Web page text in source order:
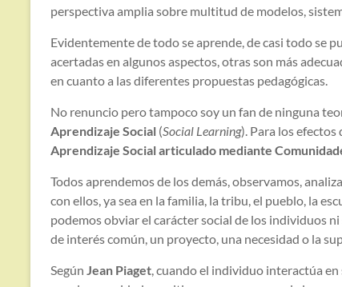
perspectiva amplia sobre multitud de modelos,
Evidentemente de todo se aprende, de casi todo se
acertadas en algunos aspectos, otras son más
en cuanto a las diferentes propuestas pedagógicas.
No renuncio pero tampoco soy un fan de ninguna
Aprendizaje Social (Social Learning). Para los
Aprendizaje Social articulado mediante
Todos aprendemos de los demás, observamos,
con ellos, ya sea en la familia, la tribu, el pueblo, la
podemos obviar el carácter social de los individuos
de interés común, un proyecto, una necesidad o la
Según Jean Piaget, cuando el individuo interactúa